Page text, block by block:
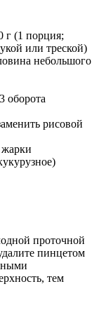
г (1 порция;
или треской)
небольшого
оборота
рисовой
проточной
пинцетом
тем